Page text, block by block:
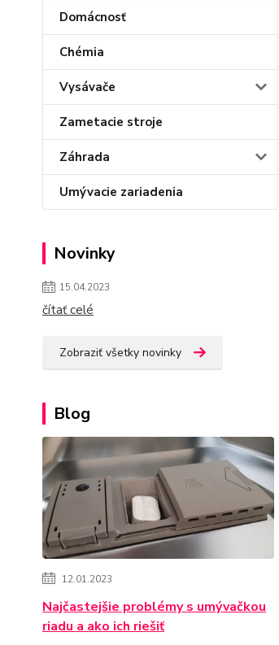
Domácnosť
Chémia
Vysávače
Zametacie stroje
Záhrada
Umývacie zariadenia
Novinky
15.04.2023
čítať celé
Zobraziť všetky novinky
Blog
12.01.2023
Najčastejšie problémy s umývačkou
riadu a ako ich riešiť